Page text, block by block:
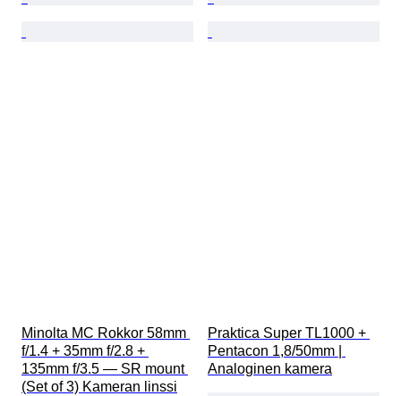
Minolta MC Rokkor 58mm
f/1.4 + 35mm f/2.8 +
135mm f/3.5 — SR mount
(Set of 3) Kameran linssi
Praktica Super TL1000 +
Pentacon 1,8/50mm |
Analoginen kamera